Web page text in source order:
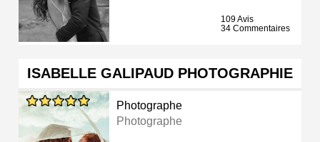
109 Avis
34 Commentaires
ISABELLE GALIPAUD PHOTOGRAPHIE
Photographe
Photographe